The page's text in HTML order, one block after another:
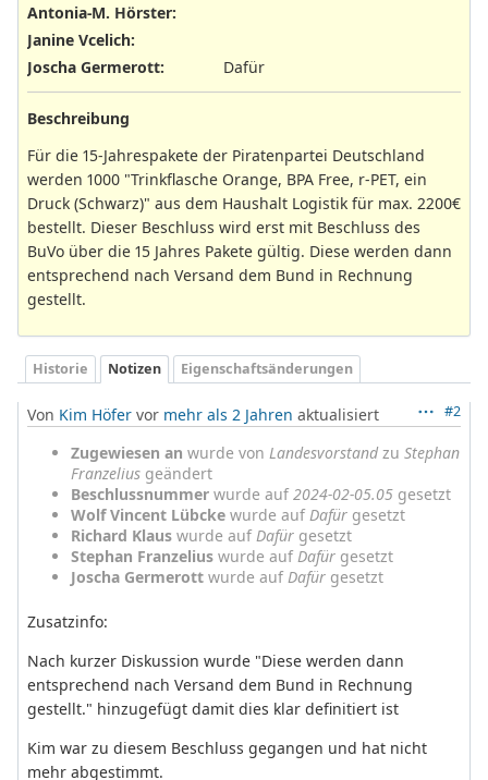
Antonia-M. Hörster:
Janine Vcelich:
Joscha Germerott: Dafür
Beschreibung
Für die 15-Jahrespakete der Piratenpartei Deutschland
werden 1000 "Trinkflasche Orange, BPA Free, r-PET, ein
Druck (Schwarz)" aus dem Haushalt Logistik für max. 2200€
bestellt. Dieser Beschluss wird erst mit Beschluss des
BuVo über die 15 Jahres Pakete gültig. Diese werden dann
entsprechend nach Versand dem Bund in Rechnung
gestellt.
Historie Notizen Eigenschaftsänderungen
#2
Von Kim Höfer vor mehr als 2 Jahren aktualisiert
Zugewiesen an wurde von Landesvorstandzu Stephan
Franzelius geändert
Beschlussnummer wurde auf2024-02-05.05 gesetzt
Wolf Vincent Lübcke wurde auf Dafür gesetzt
Richard Klaus wurde auf Dafür gesetzt
Stephan Franzelius wurde auf Dafür gesetzt
Joscha Germerott wurde auf Dafür gesetzt
Zusatzinfo:
Nach kurzer Diskussion wurde "Diese werden dann
entsprechend nach Versand dem Bund in Rechnung
gestellt." hinzugefügt damit dies klar definitiert ist
Kim war zu diesem Beschluss gegangen und hat nicht
mehr abgestimmt.